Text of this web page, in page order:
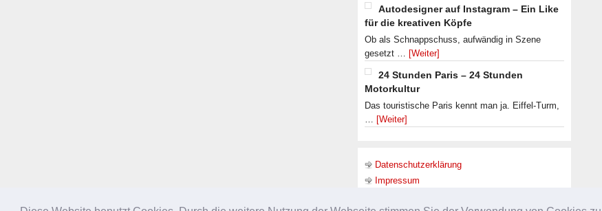
Autodesigner auf Instagram – Ein Like
für die kreativen Köpfe
Ob als Schnappschuss, aufwändig in Szene
gesetzt … [Weiter]
24 Stunden Paris – 24 Stunden
Motorkultur
Das touristische Paris kennt man ja. Eiffel-Turm,
… [Weiter]
Datenschutzerklärung
Impressum